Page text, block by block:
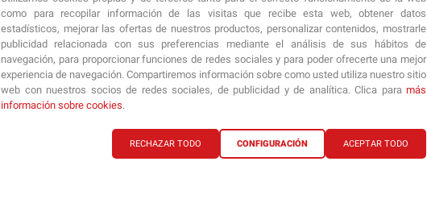
como para recopilar información de las visitas que recibe esta web, obtener datos
estadísticos, mejorar las ofertas de nuestros productos, personalizar contenidos, mostrarle
publicidad relacionada con sus preferencias mediante el análisis de sus hábitos de
navegación, para proporcionar funciones de redes sociales y para poder ofrecerte una mejor
experiencia de navegación. Compartiremos información sobre como usted utiliza nuestro sitio
web con nuestros socios de redes sociales, de publicidad y de analítica. Clica para más
información sobre cookies.
ACEPTAR TODO
RECHAZAR TODO CONFIGURACIÓN
1